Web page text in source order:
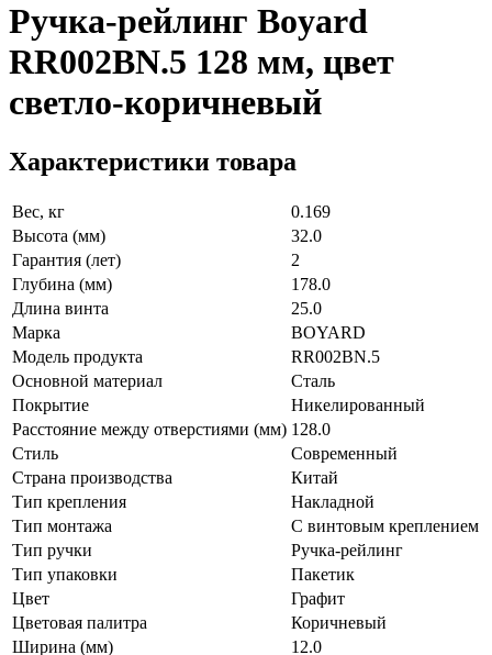
Ручка-рейлинг Boyard
RR002BN.5 128 мм, цвет
светло-коричневый
Характеристики товара
Вес, кг
0.169
Высота (мм)
32.0
Гарантия (лет)
2
Глубина (мм)
178.0
Длина винта
25.0
Марка
BOYARD
Модель продукта
RR002BN.5
Основной материал
Сталь
Покрытие
Никелированный
Расстояние между отверстиями (мм) 128.0
Стиль
Современный
Страна производства
Китай
Тип крепления
Накладной
Тип монтажа
С винтовым креплением
Тип ручки
Ручка-рейлинг
Тип упаковки
Пакетик
Цвет
Графит
Цветовая палитра
Коричневый
Ширина (мм)
12.0